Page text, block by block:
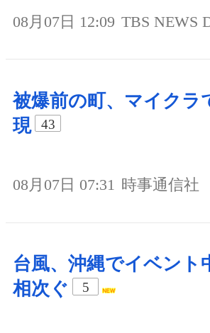
08月07日 12:09 TBS NEWS
被爆前の町、マイクラ
現
43
08月07日 07:31 時事通信社
台風、沖縄でイベント
相次ぐ
5